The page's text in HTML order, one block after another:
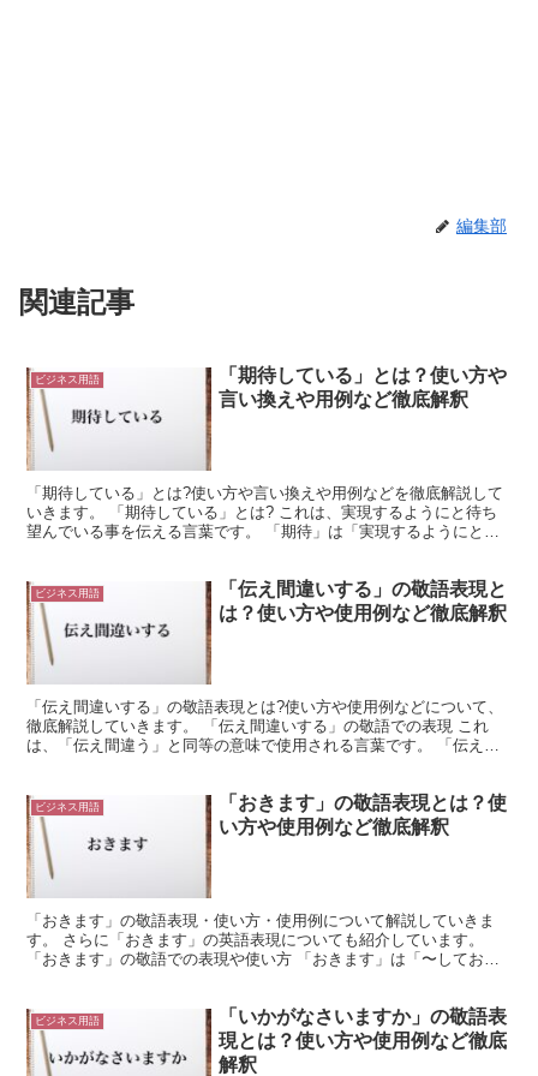
編集部
関連記事
ビジネス用語
「期待している」とは？使い方や
言い換えや用例など徹底解釈
「期待している」とは?使い方や言い換えや用例などを徹底解説して
いきます。 「期待している」とは? これは、実現するようにと待ち
望んでいる事を伝える言葉です。 「期待」は「実現するようにと待
ビジネス用語
「伝え間違いする」の敬語表現と
は？使い方や使用例など徹底解釈
「伝え間違いする」の敬語表現とは?使い方や使用例などについて、
徹底解説していきます。 「伝え間違いする」の敬語での表現 これ
は、「伝え間違う」と同等の意味で使用される言葉です。 「伝え間
ビジネス用語
「おきます」の敬語表現とは？使
い方や使用例など徹底解釈
「おきます」の敬語表現・使い方・使用例について解説していきま
す。 さらに「おきます」の英語表現についても紹介しています。
「おきます」の敬語での表現や使い方 「おきます」は「〜しておき
ビジネス用語
「いかがなさいますか」の敬語表
現とは？使い方や使用例など徹底
解釈